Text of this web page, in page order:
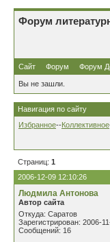
Форум
Сайт Форум Форум
Вы не зашли.
Навигация по сайту
Избранное--Коллективное
Страниц: 1
2006-12-09 12:10:26
Людмила Антонова
Автор сайта
Откуда: Саратов
Зарегистрирован: 2006-
Сообщений: 16